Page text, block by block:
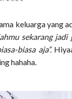
keluarga yang
sekarang jadi
biasa aja”.
hahaha.